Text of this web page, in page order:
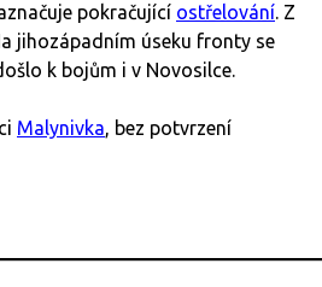
pokračující ostřelování. Z
jihozápadním úseku fronty se
k bojům i v Novosilce.
Malynivka, bez potvrzení